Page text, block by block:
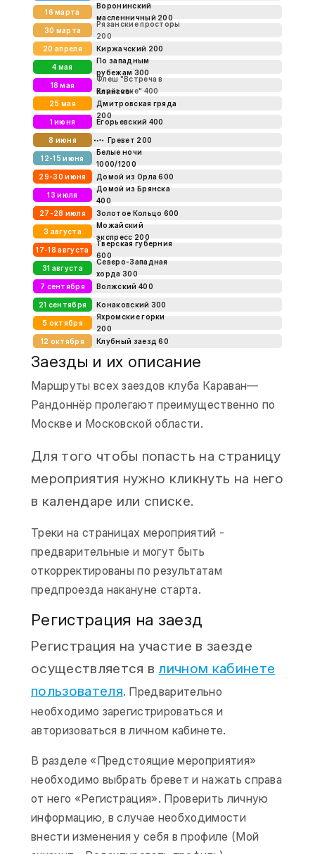
16 марта
Воронинский
масленничный 200
30 марта
Рязанские просторы
200
20 апреля
Киржачский 200
4 мая
По западным
рубежам 300
18 мая
Флеш "Встреча в
Берёзовке" 400
25 мая
Клинско-
Дмитровская гряда
200
1 июня Егорьевский 400
8 июня Гревет 200
12-15 июня
Белые ночи
1000/1200
29-30 июня
Домой из Орла 600
13 июля
Домой из Брянска
400
27-28 июля
Золотое Кольцо 600
3 августа
Можайский
экспресс 200
17-18 августа
Тверская губерния
600
31 августа
Северо-Западная
хорда 300
7 сентября
Волжский 400
21 сентября Конаковский 300
5 октября
Яхромские горки
200
12 октября
Клубный заезд 60
Заезды и их описание
Маршруты всех заездов клуба Караван—
Рандоннёр пролегают преимущественно по
Москве и Московской области.
Для того чтобы попасть на страницу
мероприятия нужно кликнуть на него
в календаре или списке.
Треки на страницах мероприятий -
предварительные и могут быть
откорректированы по результатам
предпроезда накануне старта.
Регистрация на заезд
Регистрация на участие в заезде
осуществляется в личном кабинете
пользователя. Предварительно
необходимо зарегистрироваться и
авторизоваться в личном кабинете.
В разделе «Предстоящие мероприятия»
необходимо выбрать бревет и нажать справа
от него «Регистрация». Проверить личную
информацию, в случае необходимости
внести изменения у себя в профиле (Мой